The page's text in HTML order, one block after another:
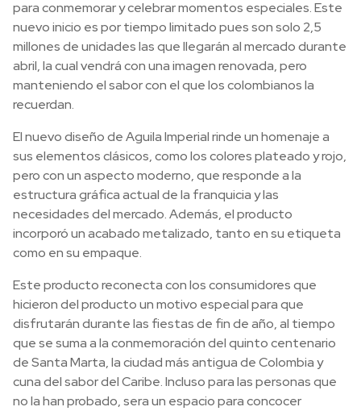
para conmemorar y celebrar momentos especiales. Este
nuevo inicio es por tiempo limitado pues son solo 2,5
millones de unidades las que llegarán al mercado durante
abril, la cual vendrá con una imagen renovada, pero
manteniendo el sabor con el que los colombianos la
recuerdan.
El nuevo diseño de Aguila Imperial rinde un homenaje a
sus elementos clásicos, como los colores plateado y rojo,
pero con un aspecto moderno, que responde a la
estructura gráfica actual de la franquicia y las
necesidades del mercado. Además, el producto
incorporó un acabado metalizado, tanto en su etiqueta
como en su empaque.
Este producto reconecta con los consumidores que
hicieron del producto un motivo especial para que
disfrutarán durante las fiestas de fin de año, al tiempo
que se suma a la conmemoración del quinto centenario
de Santa Marta, la ciudad más antigua de Colombia y
cuna del sabor del Caribe. Incluso para las personas que
no la han probado, sera un espacio para concocer